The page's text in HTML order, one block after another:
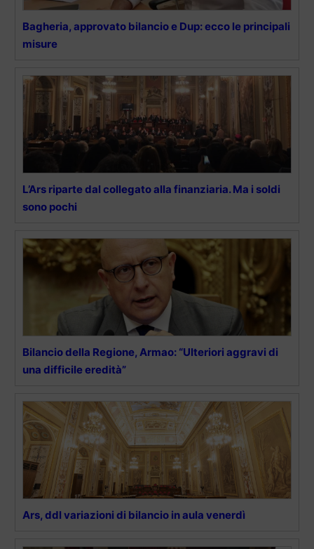
Bagheria, approvato bilancio e Dup: ecco le principali
misure
L’Ars riparte dal collegato alla finanziaria. Ma i soldi
sono pochi
Bilancio della Regione, Armao: “Ulteriori aggravi di
una difficile eredità”
Ars, ddl variazioni di bilancio in aula venerdì